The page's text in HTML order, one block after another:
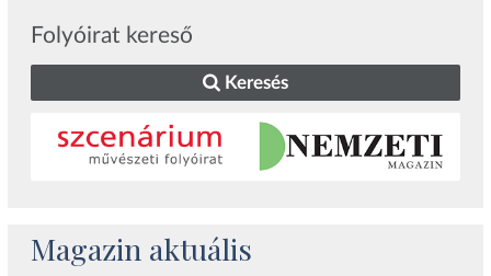
Folyóirat kereső
Keresés
Magazin aktuális